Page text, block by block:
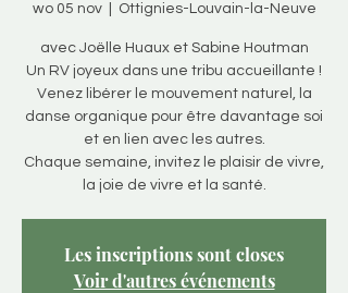
wo 05 nov
  |
Ottignies-Louvain-la-Neuve
avec Joëlle Huaux et Sabine Houtman
Un RV joyeux dans une tribu accueillante !
Venez libérer le mouvement naturel, la
danse organique pour être davantage soi
et en lien avec les autres.
Chaque semaine, invitez le plaisir de vivre,
la joie de vivre et la santé.
Les inscriptions sont closes
Voir d'autres événements